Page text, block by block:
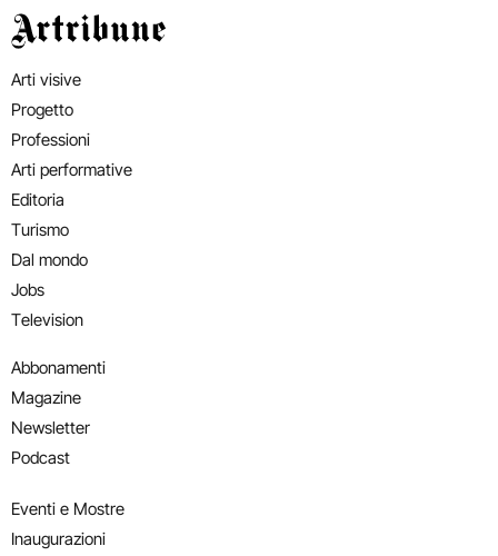
Artribune
Arti visive
Progetto
Professioni
Arti performative
Editoria
Turismo
Dal mondo
Jobs
Television
Abbonamenti
Magazine
Newsletter
Podcast
Eventi e Mostre
Inaugurazioni